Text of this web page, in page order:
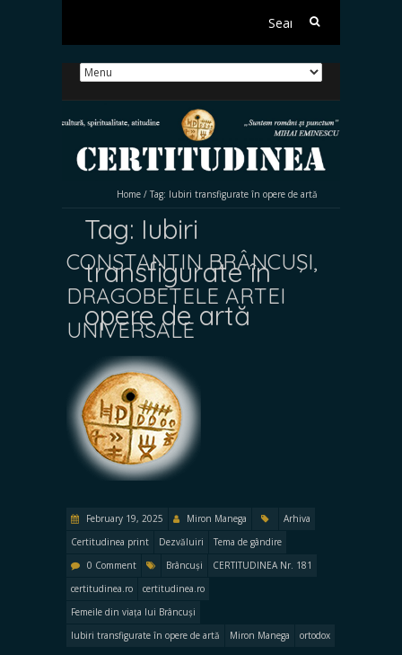
Search
Home / Tag: Iubiri transfigurate în opere de artă
Tag: Iubiri
transfigurate în
opere de artă
CONSTANTIN BRÂNCUŞI,
DRAGOBETELE ARTEI
UNIVERSALE
February 19, 2025 Miron Manega
Arhiva
Certitudinea print
Dezvăluiri
Tema de gândire
0 Comment
Brâncuși
CERTITUDINEA Nr. 181
certitudinea.ro
certitudinea.ro
Femeile din viața lui Brâncuși
Iubiri transfigurate în opere de artă
Miron Manega ortodox